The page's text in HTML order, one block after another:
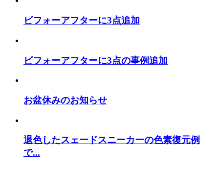
ビフォーアフターに3点追加
ビフォーアフターに3点の事例追加
お盆休みのお知らせ
退色したスェードスニーカーの色素復元例
で...